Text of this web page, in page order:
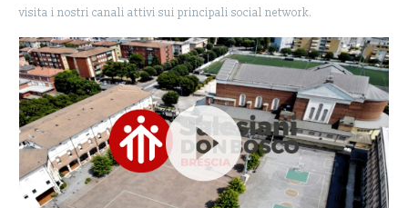
visita i nostri canali attivi sui principali social network.